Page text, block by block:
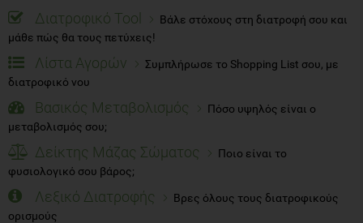
Διατροφικό Tool
Βάλε στόχους στη διατροφή σου και
μάθε πώς θα τους πετύχεις!
Λίστα Αγορών
Συμπλήρωσε το Shopping List σου, με
διατροφικό νου
Βασικός Μεταβολισμός
Πόσο υψηλός είναι ο
μεταβολισμός σου;
Δείκτης Μάζας Σώματος
Ποιο είναι το
φυσιολογικό σου βάρος;
Λεξικό Διατροφής
Βρες όλους τους διατροφικούς
ορισμούς